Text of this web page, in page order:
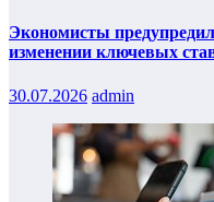
Экономисты
изменении ключевых
30.07.2026 admin